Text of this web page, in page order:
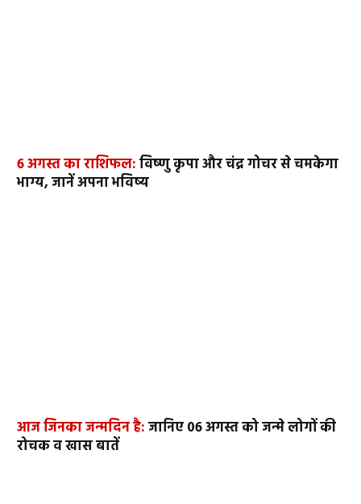
6 अगस्त का राशिफल:विष्णु कृपा और चंद्र गोचर से चमकेगा
भाग्य, जानें अपना भविष्य
आज जिनका जन्मदिन है:जानिए 06 अगस्त को जन्मे लोगों की
रोचक व खास बातें